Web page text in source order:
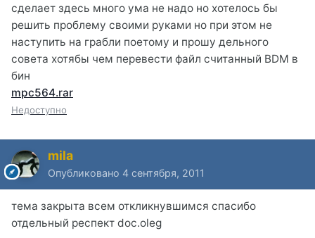
сделает здесь много ума не надо но хотелось бы
решить проблему своими руками но при этом не
наступить на грабли поетому и прошу дельного
совета хотябы чем перевести файл считанный BDM в
бин
mpc564.rar
Недоступно
mila
Опубликовано 4 сентября, 2011
тема закрыта всем откликнувшимся спасибо
отдельный респект doc.oleg